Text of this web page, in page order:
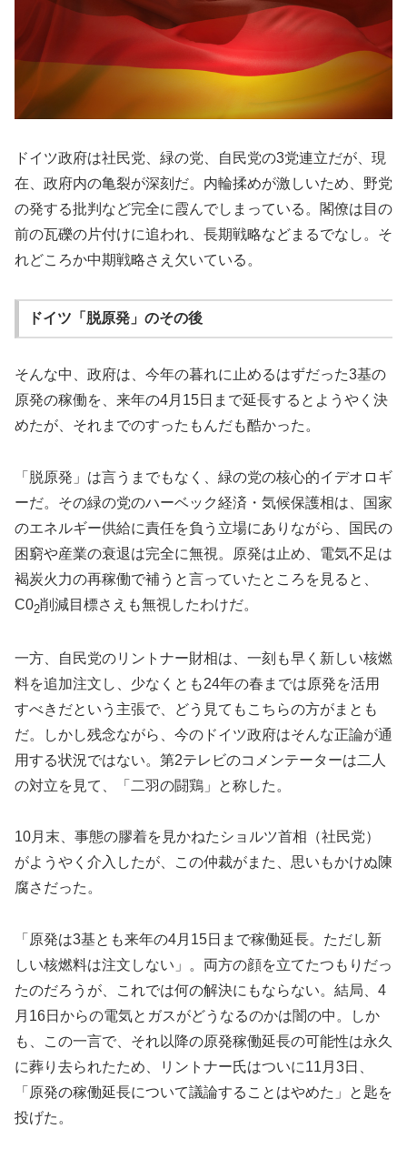
ドイツ政府は社民党、緑の党、自民党の3党連立だが、現
在、政府内の亀裂が深刻だ。内輪揉めが激しいため、野党
の発する批判など完全に霞んでしまっている。閣僚は目の
前の瓦礫の片付けに追われ、長期戦略などまるでなし。そ
れどころか中期戦略さえ欠いている。
ドイツ「脱原発」のその後
そんな中、政府は、今年の暮れに止めるはずだった3基の
原発の稼働を、来年の4月15日まで延長するとようやく決
めたが、それまでのすったもんだも酷かった。
「脱原発」は言うまでもなく、緑の党の核心的イデオロギ
ーだ。その緑の党のハーベック経済・気候保護相は、国家
のエネルギー供給に責任を負う立場にありながら、国民の
困窮や産業の衰退は完全に無視。原発は止め、電気不足は
褐炭火力の再稼働で補うと言っていたところを見ると、
C02削減目標さえも無視したわけだ。
一方、自民党のリントナー財相は、一刻も早く新しい核燃
料を追加注文し、少なくとも24年の春までは原発を活用
すべきだという主張で、どう見てもこちらの方がまとも
だ。しかし残念ながら、今のドイツ政府はそんな正論が通
用する状況ではない。第2テレビのコメンテーターは二人
の対立を見て、「二羽の闘鶏」と称した。
10月末、事態の膠着を見かねたショルツ首相（社民党）
がようやく介入したが、この仲裁がまた、思いもかけぬ陳
腐さだった。
「原発は3基とも来年の4月15日まで稼働延長。ただし新
しい核燃料は注文しない」。両方の顔を立てたつもりだっ
たのだろうが、これでは何の解決にもならない。結局、4
月16日からの電気とガスがどうなるのかは闇の中。しか
も、この一言で、それ以降の原発稼働延長の可能性は永久
に葬り去られたため、リントナー氏はついに11月3日、
「原発の稼働延長について議論することはやめた」と匙を
投げた。